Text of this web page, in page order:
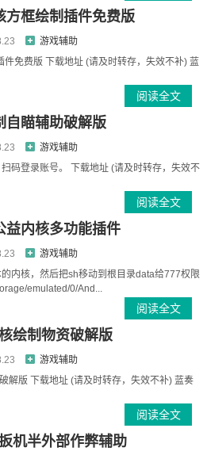
方框绘制插件免费版
游戏辅助
件免费版 下载地址 (请及时转存，失效不补) 蓝
阅读全文
自瞄辅助破解版
游戏辅助
码登录账号。 下载地址 (请及时转存，失效不
阅读全文
益内核多功能插件
游戏辅助
内核，然后把sh移动到根目录data给777权限
emulated/0/And...
阅读全文
绘制物资破解版
游戏辅助
解版 下载地址 (请及时转存，失效不补) 蓝奏
阅读全文
机半外部作弊辅助